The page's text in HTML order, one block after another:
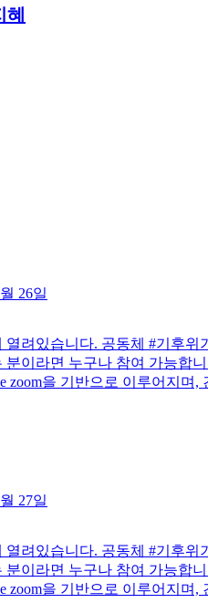
26일
려있습니다. 공동체 #기후
이라면 누구나 참여 가능합
zoom을 기반으로 이루어지
27일
려있습니다. 공동체 #기후
이라면 누구나 참여 가능합
zoom을 기반으로 이루어지